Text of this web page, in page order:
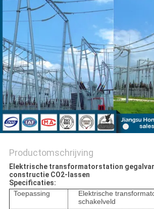
PRIVACYBELEID
Productomschrijving
Elektrische transformatorstation
constructie CO2-lassen
Specificaties:
Toepassing
Elektrische
schakelveld